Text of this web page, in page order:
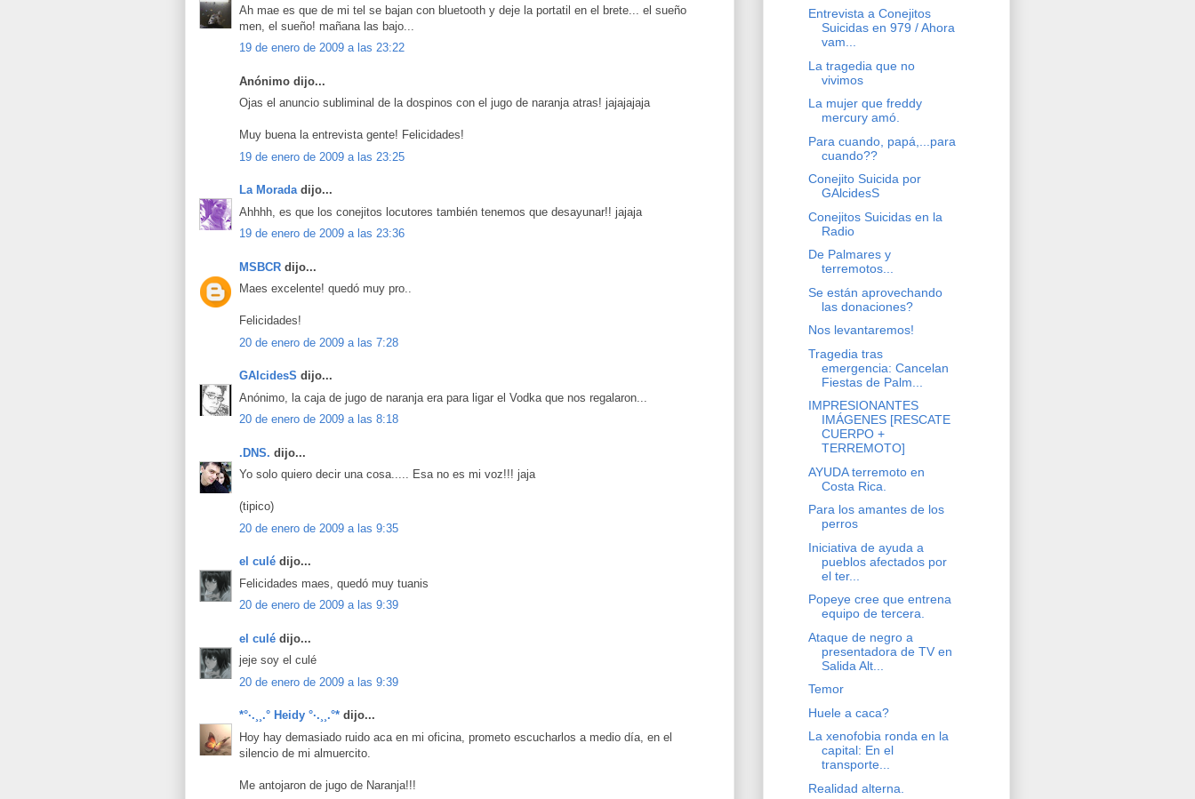
Ah mae es que de mi tel se bajan con bluetooth y deje la portatil en el brete... el sueño
men, el sueño! mañana las bajo...
19 de enero de 2009 a las 23:22
Anónimo dijo...
Ojas el anuncio subliminal de la dospinos con el jugo de naranja atras! jajajajaja
Muy buena la entrevista gente! Felicidades!
19 de enero de 2009 a las 23:25
La Moradadijo...
Ahhhh, es que los conejitos locutores también tenemos que desayunar!! jajaja
19 de enero de 2009 a las 23:36
MSBCR dijo...
Maes excelente! quedó muy pro..
Felicidades!
20 de enero de 2009 a las 7:28
GAlcidesS dijo...
Anónimo, la caja de jugo de naranja era para ligar el Vodka que nos regalaron...
20 de enero de 2009 a las 8:18
.DNS. dijo...
Yo solo quiero decir una cosa..... Esa no es mi voz!!! jaja
(tipico)
20 de enero de 2009 a las 9:35
el culé dijo...
Felicidades maes, quedó muy tuanis
20 de enero de 2009 a las 9:39
el culé dijo...
jeje soy el culé
20 de enero de 2009 a las 9:39
*°·.¸¸.° Heidy °·.¸¸.°* dijo...
Hoy hay demasiado ruido aca en mi oficina, prometo escucharlos a medio día, en el
silencio de mi almuercito.
Me antojaron de jugo de Naranja!!!
Entrevista a Conejitos
Suicidas en 979 / Ahora
vam...
La tragedia que no
vivimos
La mujer que freddy
mercury amó.
Para cuando, papá,...para
cuando??
Conejito Suicida por
GAlcidesS
Conejitos Suicidas en la
Radio
De Palmares y
terremotos...
Se están aprovechando
las donaciones?
Nos levantaremos!
Tragedia tras
emergencia: Cancelan
Fiestas de Palm...
IMPRESIONANTES
IMÁGENES [RESCATE
CUERPO +
TERREMOTO]
AYUDA terremoto en
Costa Rica.
Para los amantes de los
perros
Iniciativa de ayuda a
pueblos afectados por
el ter...
Popeye cree que entrena
equipo de tercera.
Ataque de negro a
presentadora de TV en
Salida Alt...
Temor
Huele a caca?
La xenofobia ronda en la
capital: En el
transporte...
Realidad alterna.